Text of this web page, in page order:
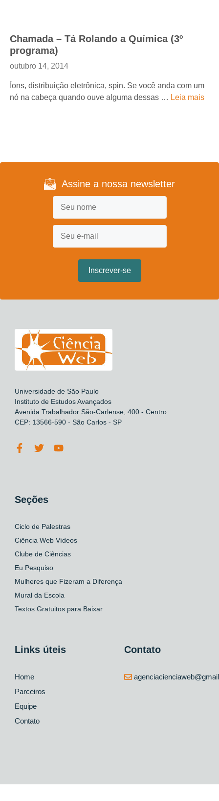
Chamada – Tá Rolando a Química (3º
programa)
outubro 14, 2014
Íons, distribuição eletrônica, spin. Se você anda com um
nó na cabeça quando ouve alguma dessas … Leia mais
Assine a nossa newsletter
Universidade de São Paulo
Instituto de Estudos Avançados
Avenida Trabalhador São-Carlense, 400 - Centro
CEP: 13566-590 - São Carlos - SP
Seções
Ciclo de Palestras
Ciência Web Vídeos
Clube de Ciências
Eu Pesquiso
Mulheres que Fizeram a Diferença
Mural da Escola
Textos Gratuitos para Baixar
Links úteis
Home
Parceiros
Equipe
Contato
Contato